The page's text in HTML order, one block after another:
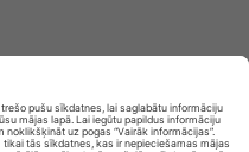
noteikumi